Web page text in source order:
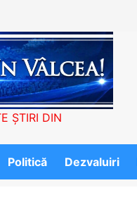
ȘTIRI DIN
Politică Dezvaluiri